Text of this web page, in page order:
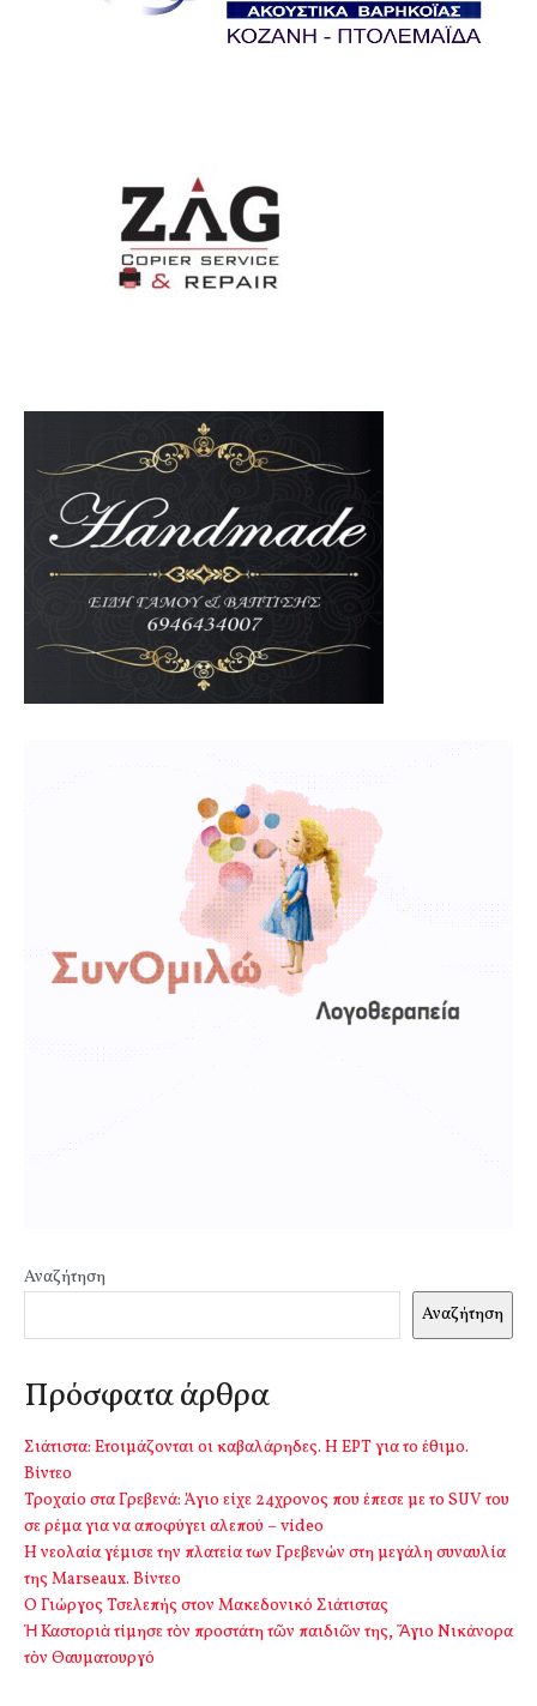
Αναζήτηση
Αναζήτηση
Πρόσφατα άρθρα
Σιάτιστα: Ετοιμάζονται οι καβαλάρηδες. Η ΕΡΤ για το έθιμο.
Βίντεο
Τροχαίο στα Γρεβενά: Άγιο είχε 24χρονος που έπεσε με το SUV του
σε ρέμα για να αποφύγει αλεπού – video
Η νεολαία γέμισε την πλατεία των Γρεβενών στη μεγάλη συναυλία
της Marseaux. Βίντεο
Ο Γιώργος Τσελεπής στον Μακεδονικό Σιάτιστας
Ἡ Καστοριὰ τίμησε τὸν προστάτη τῶν παιδιῶν της, Ἅγιο Νικάνορα
τὸν Θαυματουργό